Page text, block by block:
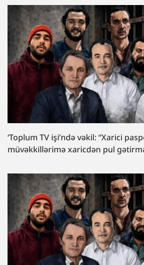
‘Toplum TV işi’ndə vəkil: “Xarici
müvəkkillərimə xaricdən pul